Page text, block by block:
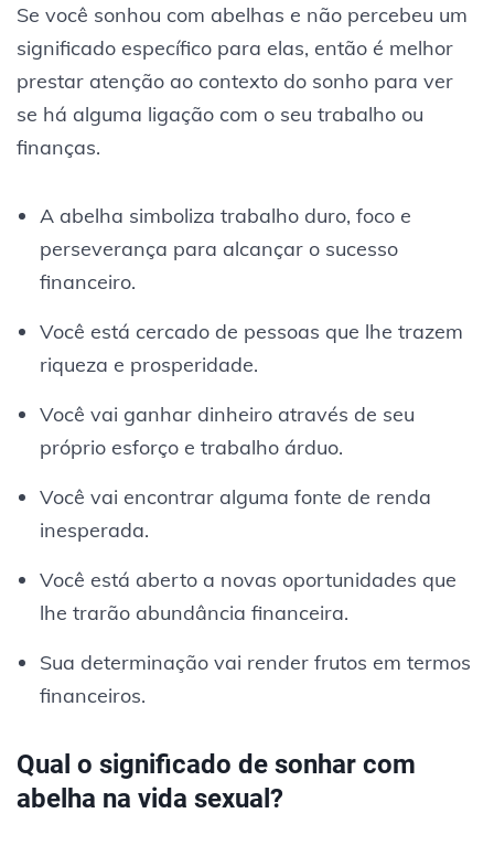
Se você sonhou com abelhas e não percebeu um
significado específico para elas, então é melhor
prestar atenção ao contexto do sonho para ver
se há alguma ligação com o seu trabalho ou
finanças.
A abelha simboliza trabalho duro, foco e
perseverança para alcançar o sucesso
financeiro.
Você está cercado de pessoas que lhe trazem
riqueza e prosperidade.
Você vai ganhar dinheiro através de seu
próprio esforço e trabalho árduo.
Você vai encontrar alguma fonte de renda
inesperada.
Você está aberto a novas oportunidades que
lhe trarão abundância financeira.
Sua determinação vai render frutos em termos
financeiros.
Qual o significado de sonhar com
abelha na vida sexual?